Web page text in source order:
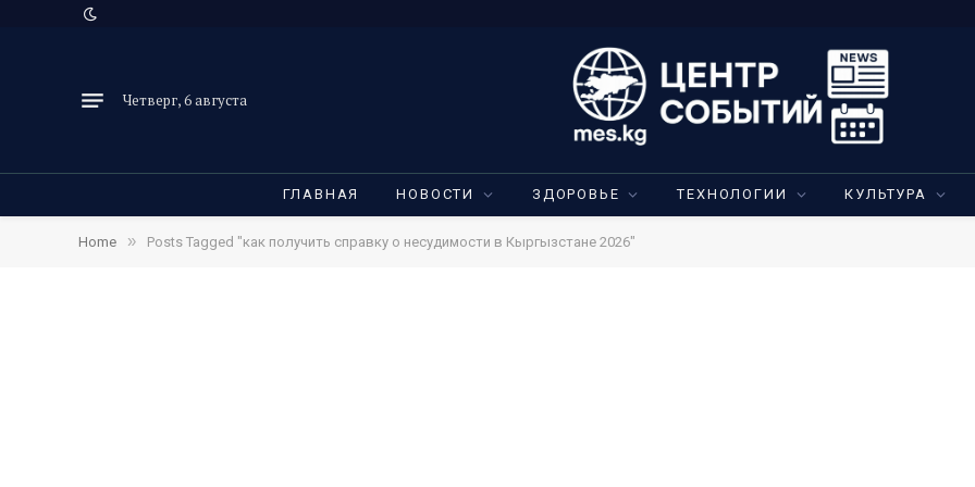
Четверг, 6 августа
ГЛАВНАЯ НОВОСТИ ЗДОРОВЬЕ ТЕХНОЛОГИИ КУЛЬТУРА
Home » Posts Tagged "как получить справку о несудимости в Кыргызстане 2026"